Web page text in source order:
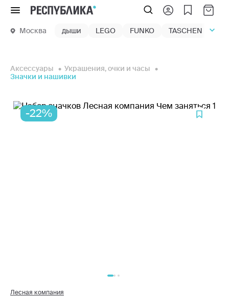
Меню
Москва дыши LEGO FUNKO TASCHEN
Аксессуары
Украшения, очки и часы
Значки и нашивки
-22%
Лесная компания